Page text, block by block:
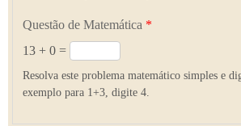
Questão de Matemática *
13 + 0 =
Resolva este problema matemático simples e
exemplo para 1+3, digite 4.